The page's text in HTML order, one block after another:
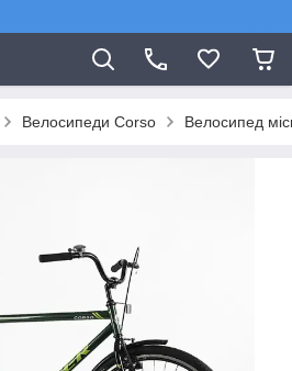
Велосипеди Corso Велосипед